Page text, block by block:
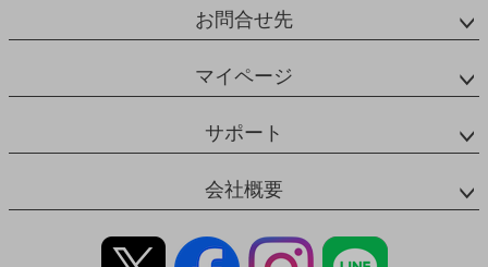
お問合せ先
マイページ
サポート
会社概要